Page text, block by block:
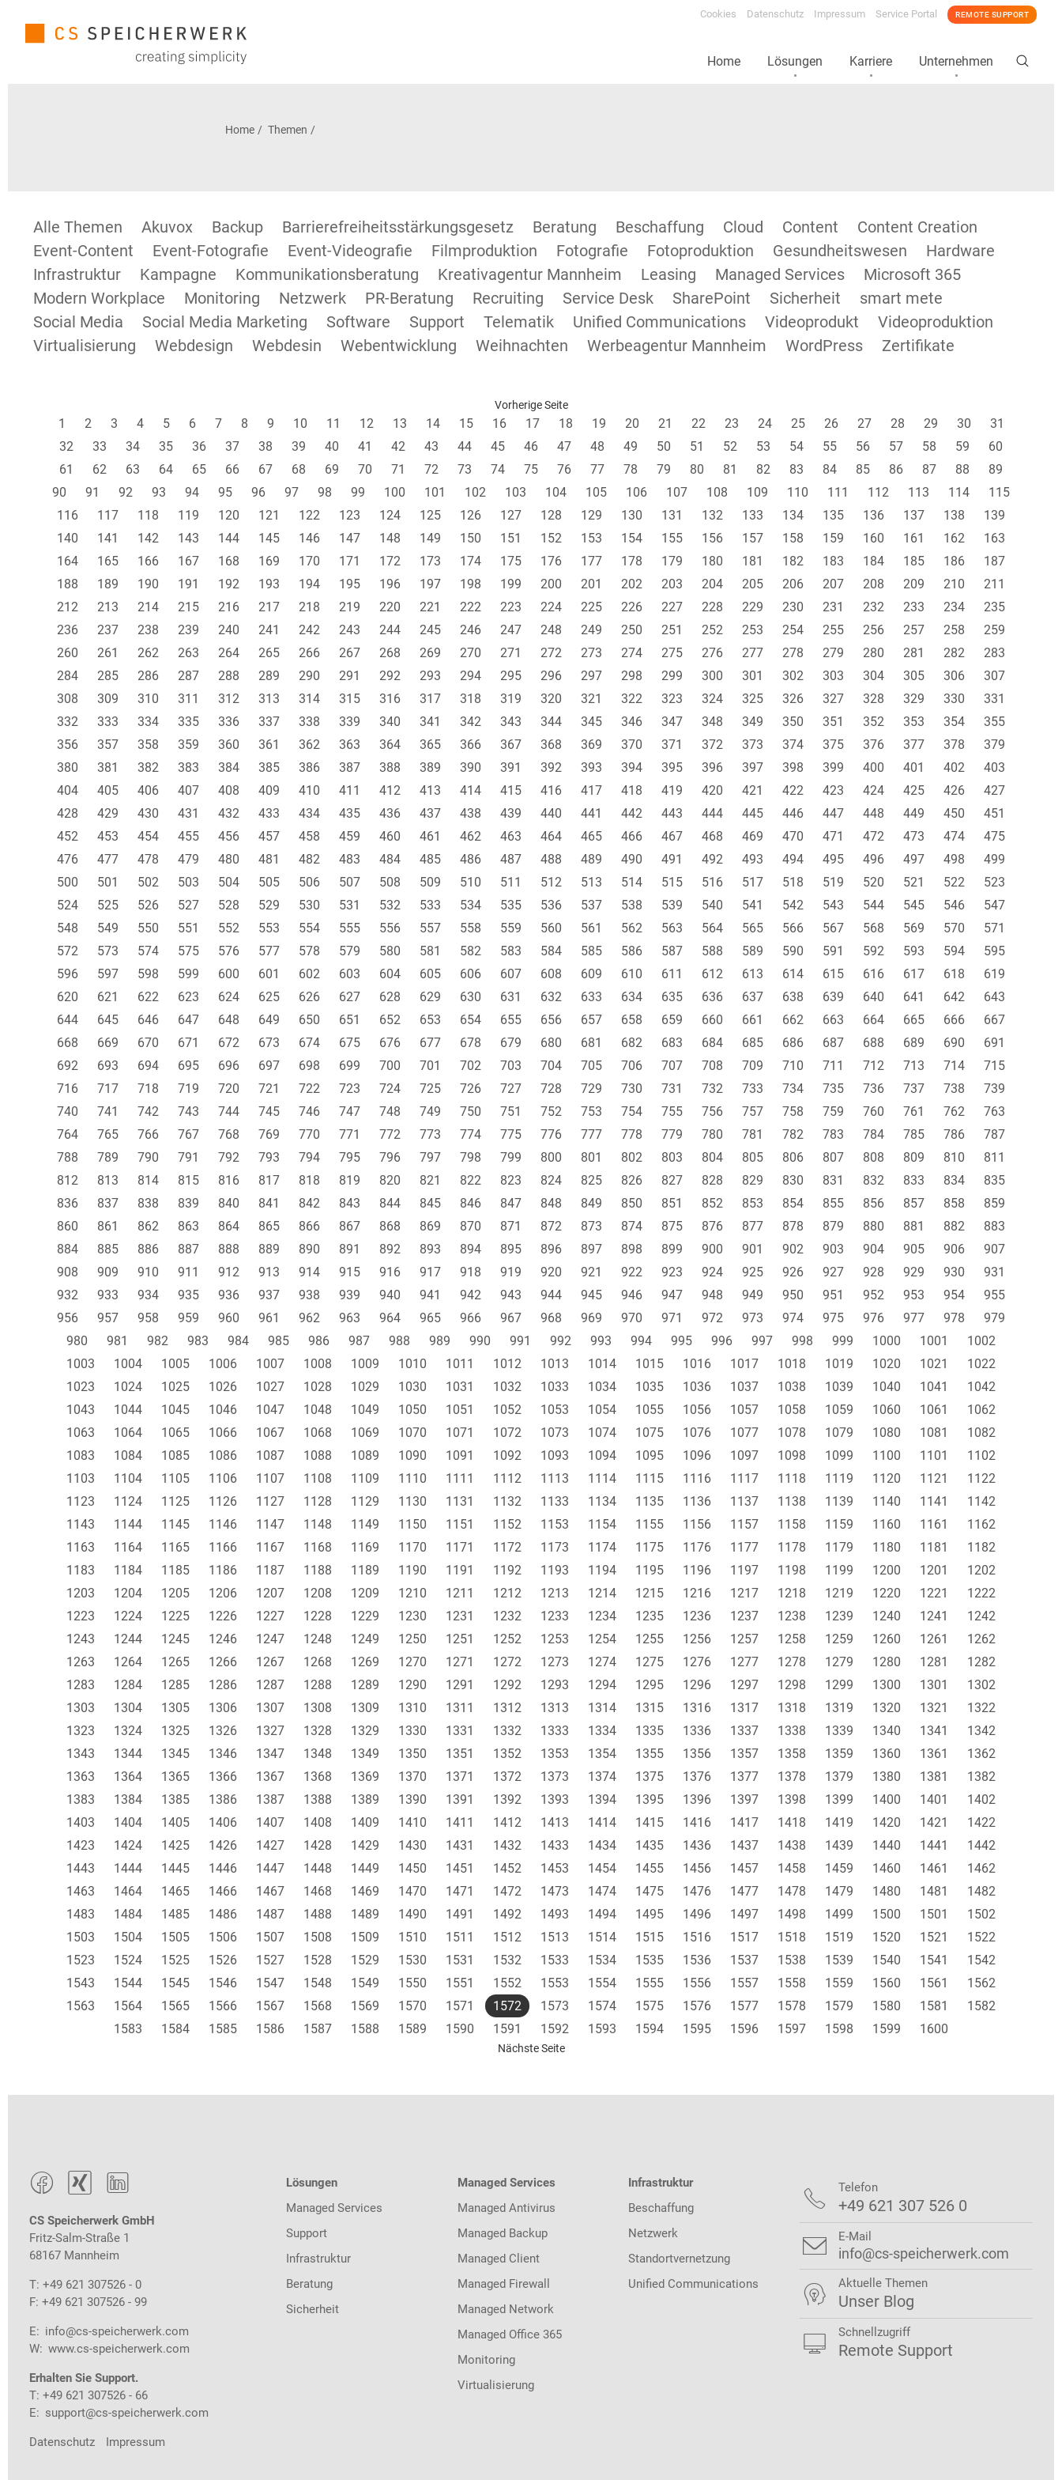
Cookies Datenschutz Impressum Service Portal REMOTE SUPPORT
Home Lösungen Karriere Unternehmen
Home Themen
Alle Themen Akuvox Backup Barrierefreiheitsstärkungsgesetz Beratung Beschaffung Cloud Content
Content Creation
Event-Content
Event-Fotografie Event-Videografie Filmproduktion Fotografie Fotoproduktion Gesundheitswesen
Hardware
Infrastruktur
Kampagne Kommunikationsberatung Kreativagentur Mannheim Leasing Managed Services
Microsoft 365
Modern Workplace
Monitoring Netzwerk PR-Beratung Recruiting Service Desk SharePoint Sicherheit
smart mete
Social Media
Social Media Marketing Software Support Telematik Unified Communications Videoprodukt
Videoproduktion
Virtualisierung
Webdesign Webdesin Webentwicklung Weihnachten Werbeagentur Mannheim WordPress Zertifikate
Vorherige Seite
1 2 3 4 5 6 7 8 9 10 11 12 13 14 15 16 17 18 19 20 21 22 23 24 25 26 27 28 29 30
31
32
33 34 35 36 37 38 39 40 41 42 43 44 45 46 47 48 49 50 51 52 53 54 55 56 57 58 59
60
61
62 63 64 65 66 67 68 69 70 71 72 73 74 75 76 77 78 79 80 81 82 83 84 85 86 87 88
89
90
91 92 93 94 95 96 97 98 99 100 101 102 103 104 105 106 107 108 109 110 111 112 113 114
115
116
117 118 119 120 121 122 123 124 125 126 127 128 129 130 131 132 133 134 135 136 137 138
139
140
141 142 143 144 145 146 147 148 149 150 151 152 153 154 155 156 157 158 159 160 161 162
163
164
165 166 167 168 169 170 171 172 173 174 175 176 177 178 179 180 181 182 183 184 185 186
187
188
189 190 191 192 193 194 195 196 197 198 199 200 201 202 203 204 205 206 207 208 209 210
211
212
213 214 215 216 217 218 219 220 221 222 223 224 225 226 227 228 229 230 231 232 233 234
235
236
237 238 239 240 241 242 243 244 245 246 247 248 249 250 251 252 253 254 255 256 257 258
259
260
261 262 263 264 265 266 267 268 269 270 271 272 273 274 275 276 277 278 279 280 281 282
283
284
285 286 287 288 289 290 291 292 293 294 295 296 297 298 299 300 301 302 303 304 305 306
307
308
309 310 311 312 313 314 315 316 317 318 319 320 321 322 323 324 325 326 327 328 329 330
331
332
333 334 335 336 337 338 339 340 341 342 343 344 345 346 347 348 349 350 351 352 353 354
355
356
357 358 359 360 361 362 363 364 365 366 367 368 369 370 371 372 373 374 375 376 377 378
379
380
381 382 383 384 385 386 387 388 389 390 391 392 393 394 395 396 397 398 399 400 401 402
403
404
405 406 407 408 409 410 411 412 413 414 415 416 417 418 419 420 421 422 423 424 425 426
427
428
429 430 431 432 433 434 435 436 437 438 439 440 441 442 443 444 445 446 447 448 449 450
451
452
453 454 455 456 457 458 459 460 461 462 463 464 465 466 467 468 469 470 471 472 473 474
475
476
477 478 479 480 481 482 483 484 485 486 487 488 489 490 491 492 493 494 495 496 497 498
499
500
501 502 503 504 505 506 507 508 509 510 511 512 513 514 515 516 517 518 519 520 521 522
523
524
525 526 527 528 529 530 531 532 533 534 535 536 537 538 539 540 541 542 543 544 545 546
547
548
549 550 551 552 553 554 555 556 557 558 559 560 561 562 563 564 565 566 567 568 569 570
571
572
573 574 575 576 577 578 579 580 581 582 583 584 585 586 587 588 589 590 591 592 593 594
595
596
597 598 599 600 601 602 603 604 605 606 607 608 609 610 611 612 613 614 615 616 617 618
619
620
621 622 623 624 625 626 627 628 629 630 631 632 633 634 635 636 637 638 639 640 641 642
643
644
645 646 647 648 649 650 651 652 653 654 655 656 657 658 659 660 661 662 663 664 665 666
667
668
669 670 671 672 673 674 675 676 677 678 679 680 681 682 683 684 685 686 687 688 689 690
691
692
693 694 695 696 697 698 699 700 701 702 703 704 705 706 707 708 709 710 711 712 713 714
715
716
717 718 719 720 721 722 723 724 725 726 727 728 729 730 731 732 733 734 735 736 737 738
739
740
741 742 743 744 745 746 747 748 749 750 751 752 753 754 755 756 757 758 759 760 761 762
763
764
765 766 767 768 769 770 771 772 773 774 775 776 777 778 779 780 781 782 783 784 785 786
787
788
789 790 791 792 793 794 795 796 797 798 799 800 801 802 803 804 805 806 807 808 809 810
811
812
813 814 815 816 817 818 819 820 821 822 823 824 825 826 827 828 829 830 831 832 833 834
835
836
837 838 839 840 841 842 843 844 845 846 847 848 849 850 851 852 853 854 855 856 857 858
859
860
861 862 863 864 865 866 867 868 869 870 871 872 873 874 875 876 877 878 879 880 881 882
883
884
885 886 887 888 889 890 891 892 893 894 895 896 897 898 899 900 901 902 903 904 905 906
907
908
909 910 911 912 913 914 915 916 917 918 919 920 921 922 923 924 925 926 927 928 929 930
931
932
933 934 935 936 937 938 939 940 941 942 943 944 945 946 947 948 949 950 951 952 953 954
955
956
957 958 959 960 961 962 963 964 965 966 967 968 969 970 971 972 973 974 975 976 977 978
979
980
981 982 983 984 985 986 987 988 989 990 991 992 993 994 995 996 997 998 999 1000 1001
1002
1003
1004 1005 1006 1007 1008 1009 1010 1011 1012 1013 1014 1015 1016 1017 1018 1019 1020 1021
1022
1023
1024 1025 1026 1027 1028 1029 1030 1031 1032 1033 1034 1035 1036 1037 1038 1039 1040 1041
1042
1043
1044 1045 1046 1047 1048 1049 1050 1051 1052 1053 1054 1055 1056 1057 1058 1059 1060 1061
1062
1063
1064 1065 1066 1067 1068 1069 1070 1071 1072 1073 1074 1075 1076 1077 1078 1079 1080 1081
1082
1083
1084 1085 1086 1087 1088 1089 1090 1091 1092 1093 1094 1095 1096 1097 1098 1099 1100 1101
1102
1103
1104 1105 1106 1107 1108 1109 1110 1111 1112 1113 1114 1115 1116 1117 1118 1119 1120 1121
1122
1123
1124 1125 1126 1127 1128 1129 1130 1131 1132 1133 1134 1135 1136 1137 1138 1139 1140 1141
1142
1143
1144 1145 1146 1147 1148 1149 1150 1151 1152 1153 1154 1155 1156 1157 1158 1159 1160 1161
1162
1163
1164 1165 1166 1167 1168 1169 1170 1171 1172 1173 1174 1175 1176 1177 1178 1179 1180 1181
1182
1183
1184 1185 1186 1187 1188 1189 1190 1191 1192 1193 1194 1195 1196 1197 1198 1199 1200 1201
1202
1203
1204 1205 1206 1207 1208 1209 1210 1211 1212 1213 1214 1215 1216 1217 1218 1219 1220 1221
1222
1223
1224 1225 1226 1227 1228 1229 1230 1231 1232 1233 1234 1235 1236 1237 1238 1239 1240 1241
1242
1243
1244 1245 1246 1247 1248 1249 1250 1251 1252 1253 1254 1255 1256 1257 1258 1259 1260 1261
1262
1263
1264 1265 1266 1267 1268 1269 1270 1271 1272 1273 1274 1275 1276 1277 1278 1279 1280 1281
1282
1283
1284 1285 1286 1287 1288 1289 1290 1291 1292 1293 1294 1295 1296 1297 1298 1299 1300 1301
1302
1303
1304 1305 1306 1307 1308 1309 1310 1311 1312 1313 1314 1315 1316 1317 1318 1319 1320 1321
1322
1323
1324 1325 1326 1327 1328 1329 1330 1331 1332 1333 1334 1335 1336 1337 1338 1339 1340 1341
1342
1343
1344 1345 1346 1347 1348 1349 1350 1351 1352 1353 1354 1355 1356 1357 1358 1359 1360 1361
1362
1363
1364 1365 1366 1367 1368 1369 1370 1371 1372 1373 1374 1375 1376 1377 1378 1379 1380 1381
1382
1383
1384 1385 1386 1387 1388 1389 1390 1391 1392 1393 1394 1395 1396 1397 1398 1399 1400 1401
1402
1403
1404 1405 1406 1407 1408 1409 1410 1411 1412 1413 1414 1415 1416 1417 1418 1419 1420 1421
1422
1423
1424 1425 1426 1427 1428 1429 1430 1431 1432 1433 1434 1435 1436 1437 1438 1439 1440 1441
1442
1443
1444 1445 1446 1447 1448 1449 1450 1451 1452 1453 1454 1455 1456 1457 1458 1459 1460 1461
1462
1463
1464 1465 1466 1467 1468 1469 1470 1471 1472 1473 1474 1475 1476 1477 1478 1479 1480 1481
1482
1483
1484 1485 1486 1487 1488 1489 1490 1491 1492 1493 1494 1495 1496 1497 1498 1499 1500 1501
1502
1503
1504 1505 1506 1507 1508 1509 1510 1511 1512 1513 1514 1515 1516 1517 1518 1519 1520 1521
1522
1523
1524 1525 1526 1527 1528 1529 1530 1531 1532 1533 1534 1535 1536 1537 1538 1539 1540 1541
1542
1543
1544 1545 1546 1547 1548 1549 1550 1551 1552 1553 1554 1555 1556 1557 1558 1559 1560 1561
1562
1563
1564 1565 1566 1567 1568 1569 1570 1571 1572 1573 1574 1575 1576 1577 1578 1579 1580 1581
1582
1583
1584 1585 1586 1587 1588 1589 1590 1591 1592 1593 1594 1595 1596 1597 1598 1599 1600
Nächste Seite
  
CS Speicherwerk GmbH
Fritz-Salm-Straße 1
68167 Mannheim
T: +49 621 307526 - 0
F: +49 621 307526 - 99
E: info@cs-speicherwerk.com
W: www.cs-speicherwerk.com
Erhalten Sie Support.
T: +49 621 307526 - 66
E: support@cs-speicherwerk.com
Datenschutz Impressum
Lösungen
Managed Services
Support
Infrastruktur
Beratung
Sicherheit
Managed Services
Managed Antivirus
Managed Backup
Managed Client
Managed Firewall
Managed Network
Managed Office 365
Monitoring
Virtualisierung
Infrastruktur
Beschaffung
Netzwerk
Standortvernetzung
Unified Communications
 Telefon
+49 621 307 526 0
 E-Mail
info@cs-speicherwerk.com
 Aktuelle Themen
Unser Blog
 Schnellzugriff
Remote Support